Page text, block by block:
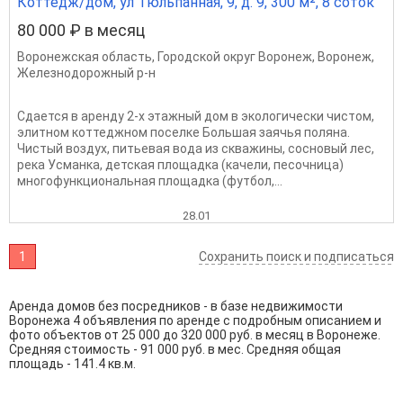
80 000 ₽ в месяц
Воронежская область, Городской округ Воронеж, Воронеж,
Железнодорожный р-н
Сдается в аренду 2-х этажный дом в экологически чистом,
элитном коттеджном поселке Большая заячья поляна.
Чистый воздух, питьевая вода из скважины, сосновый лес,
река Усманка, детская площадка (качели, песочница)
многофункциональная площадка (футбол,...
28.01
1 Сохранить поиск и подписаться
Аренда домов без посредников - в базе недвижимости
Воронежа 4 объявления по аренде с подробным описанием и
фото объектов от 25 000 до 320 000 руб. в месяц в Воронеже.
Средняя стоимость - 91 000 руб. в мес. Средняя общая
площадь - 141.4 кв.м.